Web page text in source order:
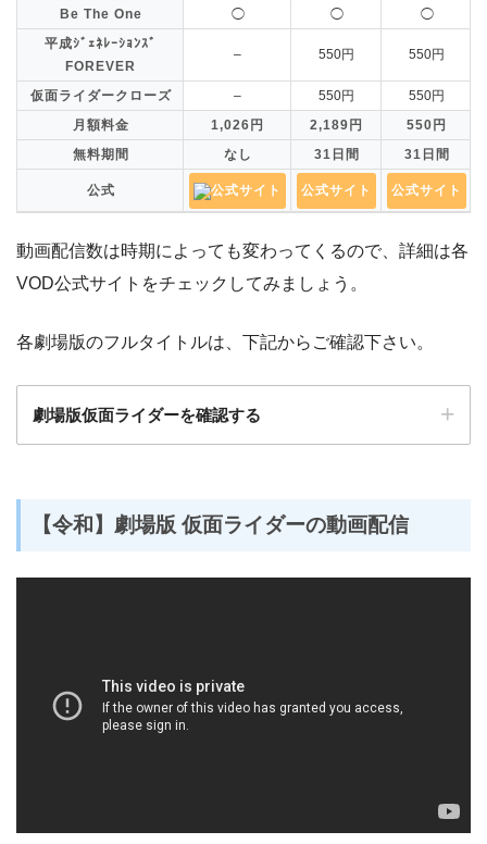
Be The One
◯ ◯
◯
平成ｼﾞｪﾈﾚｰｼｮﾝｽﾞ
FOREVER
– 550円 550円
仮面ライダークローズ – 550円
550円
月額料金
1,026円 2,189円
550円
無料期間
なし 31日間 31日間
公式 公式サイト 公式サイト 公式サイト
動画配信数は時期によっても変わってくるので、詳細は各
VOD公式サイトをチェックしてみましょう。
各劇場版のフルタイトルは、下記からご確認下さい。
劇場版仮面ライダーを確認する
【令和】劇場版 仮面ライダーの動画配信